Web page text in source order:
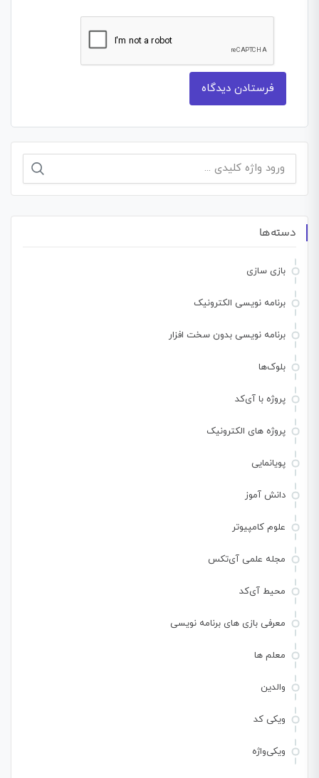
جستجو
دسته‌ها
بازی سازی
برنامه نویسی الکترونیک
برنامه نویسی بدون سخت افزار
بلوک‌ها
پروژه با آی‌کد
پروژه های الکترونیک
پویانمایی
دانش آموز
علوم کامپیوتر
مجله علمی آی‌تکس
محیط آی‌کد
معرفی بازی های برنامه نویسی
معلم ها
والدین
ویکی کد
ویکی‌واژه